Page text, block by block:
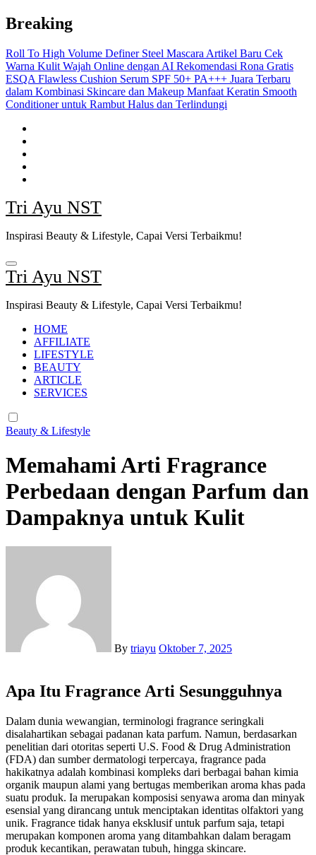
Skip
to
Breaking
Roll To High Volume Definer Steel Mascara Artikel Baru Cek
Warna Kulit Wajah Online dengan AI Rekomendasi Rona Gratis
ESQA Flawless Cushion Serum SPF 50+ PA+++ Juara Terbaru
dalam Kombinasi Skincare dan Makeup Manfaat Keratin Smooth
Conditioner untuk Rambut Halus dan Terlindungi
Tri Ayu NST
Inspirasi Beauty & Lifestyle, Capai Versi Terbaikmu!
Tri Ayu NST
Inspirasi Beauty & Lifestyle, Capai Versi Terbaikmu!
HOME
AFFILIATE
LIFESTYLE
BEAUTY
ARTICLE
SERVICES
Beauty & Lifestyle
Memahami Arti Fragrance
Perbedaan dengan Parfum dan
Dampaknya untuk Kulit
By triayu Oktober 7, 2025
Apa Itu Fragrance Arti Sesungguhnya
Dalam dunia wewangian, terminologi fragrance seringkali
disalahartikan sebagai padanan kata parfum. Namun, berdasarkan
penelitian dari otoritas seperti U.S. Food & Drug Administration
(FDA) dan sumber dermatologi terpercaya, fragrance pada
hakikatnya adalah kombinasi kompleks dari berbagai bahan kimia
organik maupun alami yang bertugas memberikan aroma khas pada
suatu produk. Ia merupakan komposisi senyawa aroma dan minyak
esensial yang dirancang untuk menciptakan identitas olfaktori yang
unik. Fragrance tidak hanya eksklusif untuk parfum saja, tetapi
merupakan komponen aroma yang ditambahkan dalam beragam
produk kecantikan, perawatan tubuh, hingga skincare.